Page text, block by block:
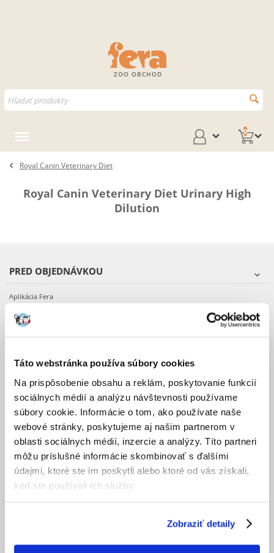
Táto webstránka používa súbory cookies
Na prispôsobenie obsahu a reklám, poskytovanie funkcií
sociálnych médií a analýzu návštevnosti používame
súbory cookie. Informácie o tom, ako používate naše
webové stránky, poskytujeme aj našim partnerom v
oblasti sociálnych médií, inzercie a analýzy. Títo partneri
môžu príslušné informácie skombinovať s ďalšími
údajmi, ktoré ste im poskytli alebo ktoré od vás získali,
keď ste používali ich služby.
Zobraziť detaily
ZOO OBCHOD
0
Royal Canin Veterinary Diet
Royal Canin Veterinary Diet Urinary High
Dilution
PRED OBJEDNÁVKOU
Aplikácia Fera
Cena dopravy
Doba realizácie objednávok
Obchodné podmienky
Ochrana osobných údajov
OBJEDNÁVKA
Nákupné desatoro
Potvrdenie objednávky
Prihlásenie k účtu
Zmena objednávky
Faktúry